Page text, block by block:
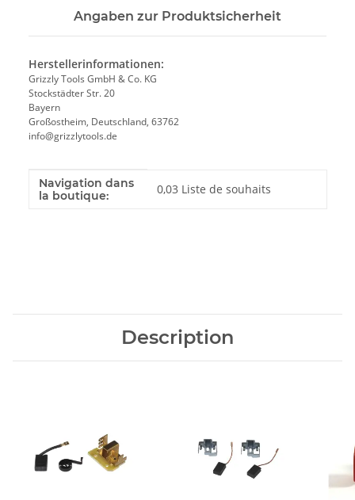
Angaben zur Produktsicherheit
Herstellerinformationen:
Grizzly Tools GmbH & Co. KG
Stockstädter Str. 20
Bayern
Großostheim, Deutschland, 63762
info@grizzlytools.de
Valeur
Fabricant
Navigation dans
la boutique:
0,03 Liste de souhaits
Description